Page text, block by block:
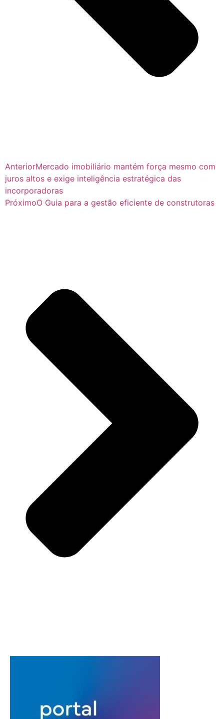
AnteriorMercado imobiliário mantém força mesmo com
juros altos e exige inteligência estratégica das
incorporadoras
PróximoO Guia para a gestão eficiente de construtoras